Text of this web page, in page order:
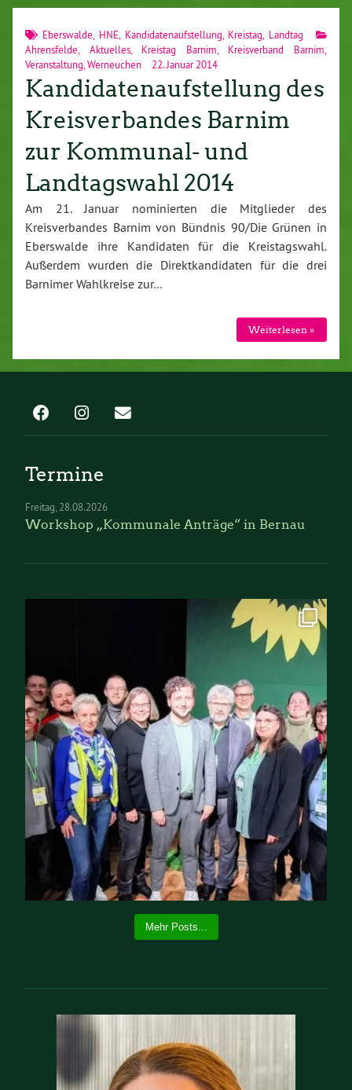
Eberswalde HNE Kandidatenaufstellung Kreistag
Landtag
Ahrensfelde
Aktuelles, Kreistag Barnim Kreisverband Barnim
Veranstaltung Werneuchen 22. Januar 2014
Kandidatenaufstellung des
Kreisverbandes Barnim
zur Kommunal- und
Landtagswahl 2014
Am 21. Januar nominierten die Mitglieder des
Kreisverbandes Barnim von Bündnis 90/Die Grünen in
Eberswalde ihre Kandidaten für die Kreistagswahl.
Außerdem wurden die Direktkandidaten für die drei
Barnimer Wahlkreise zur…
Weiterlesen »
Termine
Freitag 28.08.2026
Workshop „Kommunale Anträge“ in Bernau
Mehr Posts...